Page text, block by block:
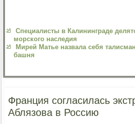
Специалисты в Калининграде
морского наследия
Мирей Матье назвала себя
башня
Франция согласилась
Аблязова в Россию